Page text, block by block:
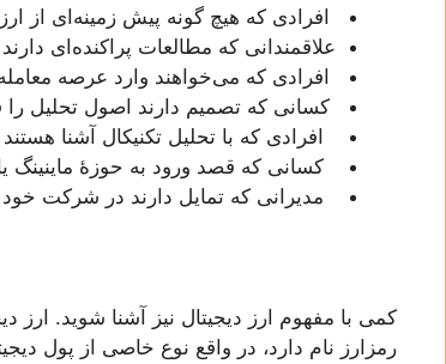
افرادی که هیچ گونه پیش زمینه‌ای از
علاقمندانی که مطالعات پراکنده‌ای
افرادی که می‌خواهند وارد عرصه
کسانی که تصمیم دارند اصول تحلیل را
افرادی که با تحلیل تکنیکال آشنا
کسانی که قصد ورود به حوزۀ ماینینگ
مدیرانی که تمایل دارند در شرکت خود
رمزارز نام دارد، در واقع نوع خاصی از پول